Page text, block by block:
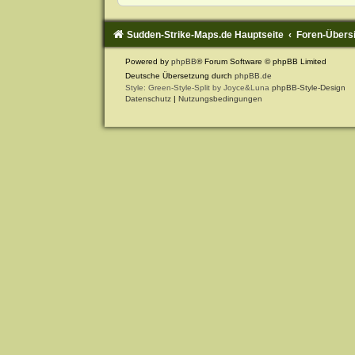
Sudden-Strike-Maps.de Hauptseite Foren-
Powered by phpBB® Forum Software © phpBB Limited
Deutsche Übersetzung durch phpBB.de
Style: Green-Style-Split by Joyce&Luna phpBB-Style-Design
Datenschutz | Nutzungsbedingungen